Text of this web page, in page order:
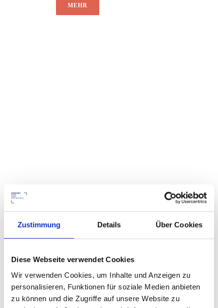
Zustimmung Details Über Cookies
Diese Webseite verwendet Cookies
Wir verwenden Cookies, um Inhalte und Anzeigen zu
personalisieren, Funktionen für soziale Medien anbieten
zu können und die Zugriffe auf unsere Website zu
MEHR